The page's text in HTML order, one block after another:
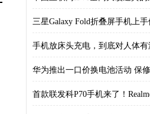
三星Galaxy Fold折叠屏手机上
手机放床头充电，到底对人体有
华为推出一口价换电池活动 保
首款联发科P70手机来了！